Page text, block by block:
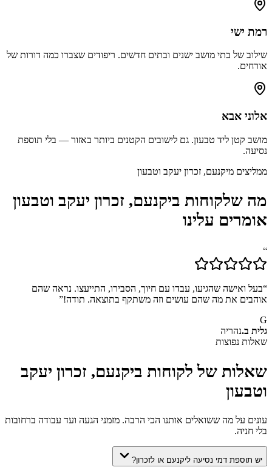
רמת ישי
שילוב של בתי מושב ישנים ובתים חדשים. ריפודים שצברו כמה דורות של
אורחים.
אלוני אבא
מושב קטן ליד טבעון. גם לישובים הקטנים ביותר באזור — בלי תוספת
נסיעה.
ממליצים מיקנעם, זכרון יעקב וטבעון
מה שלקוחות ביקנעם, זכרון יעקב וטבעון
אומרים עלינו
“
“בעל ואישה שהגיעו, עבדו עם חיוך, הסבירו, התייעצו. נראה שהם
אוהבים את מה שהם עושים וזה משתקף בתוצאה. תודה!”
G
גלית ב.נהריה
שאלות נפוצות
שאלות של לקוחות ביקנעם, זכרון יעקב
וטבעון
עונים על מה ששואלים אותנו הכי הרבה. מזמני הגעה ועד עבודה ברחובות
בלי חניה.
יש תוספת דמי נסיעה ליקנעם או לזכרון?